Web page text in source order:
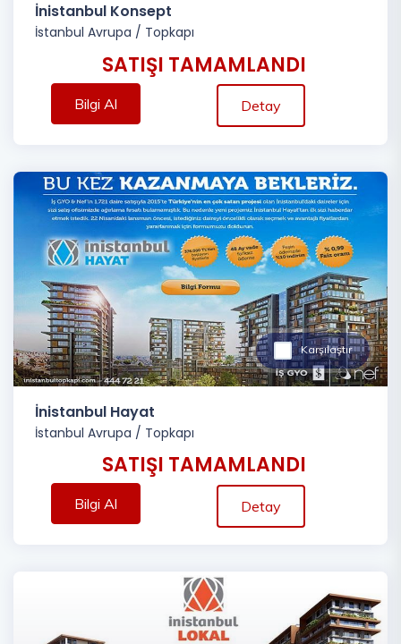
İnistanbul Konsept
İstanbul Avrupa / Topkapı
SATIŞI TAMAMLANDI
Bilgi Al Detay
Karşılaştır
İnistanbul Hayat
İstanbul Avrupa / Topkapı
SATIŞI TAMAMLANDI
Bilgi Al Detay